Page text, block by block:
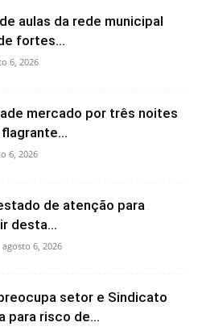
aulas da rede municipal
fortes...
6, 2026
mercado por três noites
6, 2026
de atenção para
desta...
agosto 6, 2026
setor e Sindicato
para risco de...